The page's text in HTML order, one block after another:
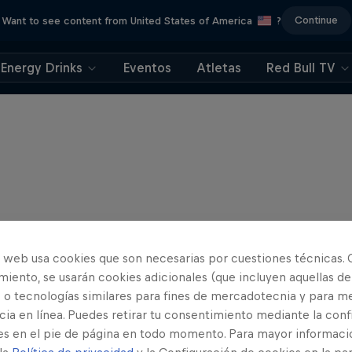
Want to see content from United States of America ? Continue
Energy Drinks Eventos Atletas Red Bull TV
web usa cookies que son necesarias por cuestiones técnicas.
se usarán cookies adicionales (que incluyen aquellas de
tecnologías similares para fines de mercadotecnia y para
en línea. Puedes retirar tu consentimiento mediante la
en el pie de página en todo momento. Para mayor